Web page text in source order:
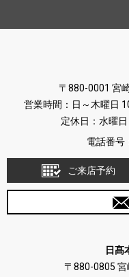
〒880-0001 宮
営業時間：日～木曜日
定休日：水曜
電話番号
ご来店予約
日髙
〒880-0805